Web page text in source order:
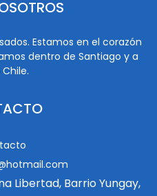
Estamos en el corazón
dentro de Santiago y a
Libertad, Barrio Yungay,